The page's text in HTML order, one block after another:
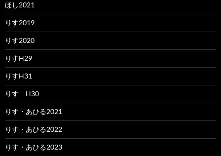
ほし2021
りす2019
りす2020
りすH29
りすH31
りす H30
りす・あひる2021
りす・あひる2022
りす・あひる2023